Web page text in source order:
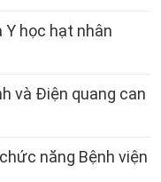
Y học hạt nhân
và Điện quang can
năng Bệnh viện